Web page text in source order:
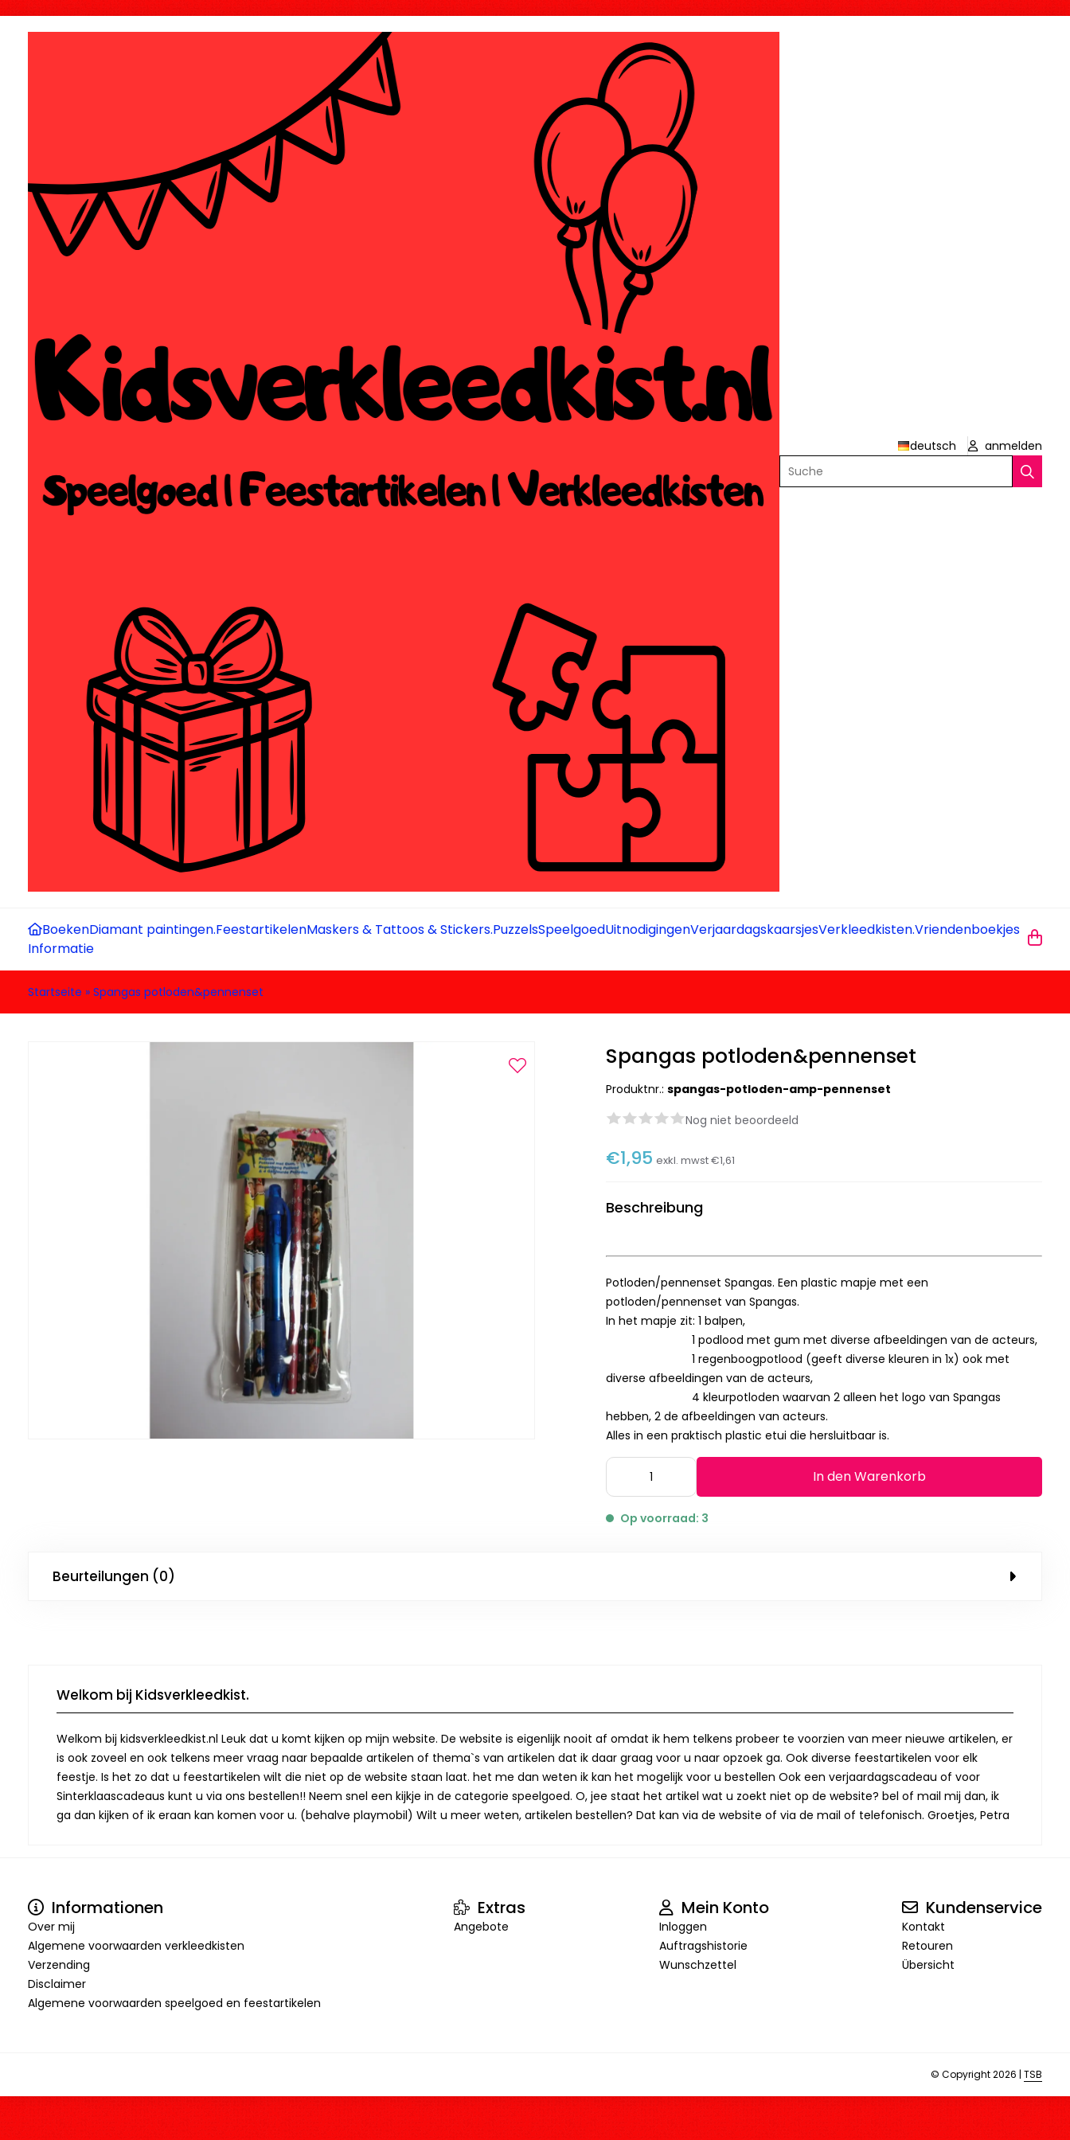
deutsch
anmelden
Suche
BoekenDiamant paintingen.FeestartikelenMaskers & Tattoos & Stickers.PuzzelsSpeelgoedUitnodigingenVerjaardagskaarsjesVerkleedkisten.Vriendenboekjes
Informatie
Startseite » Spangas potloden&pennenset
Spangas potloden&pennenset
Produktnr.:spangas-potloden-amp-pennenset
Nog niet beoordeeld
€1,95 exkl. mwst€1,61
Beschreibung
Potloden/pennenset Spangas. Een plastic mapje met een
potloden/pennenset van Spangas.
In het mapje zit: 1 balpen,
1 podlood met gum met diverse afbeeldingen van de acteurs,
1 regenboogpotlood (geeft diverse kleuren in 1x) ook met
diverse afbeeldingen van de acteurs,
4 kleurpotloden waarvan 2 alleen het logo van Spangas
hebben, 2 de afbeeldingen van acteurs.
Alles in een praktisch plastic etui die hersluitbaar is.
In den Warenkorb
Op voorraad: 3
Beurteilungen (0)
Welkom bij Kidsverkleedkist.
Welkom bij kidsverkleedkist.nl Leuk dat u komt kijken op mijn website. De website is eigenlijk nooit af omdat ik hem telkens probeer te voorzien van meer nieuwe artikelen, er
is ook zoveel en ook telkens meer vraag naar bepaalde artikelen of thema`s van artikelen dat ik daar graag voor u naar opzoek ga. Ook diverse feestartikelen voor elk
feestje. Is het zo dat u feestartikelen wilt die niet op de website staan laat. het me dan weten ik kan het mogelijk voor u bestellen Ook een verjaardagscadeau of voor
Sinterklaascadeaus kunt u via ons bestellen!! Neem snel een kijkje in de categorie speelgoed. O, jee staat het artikel wat u zoekt niet op de website? bel of mail mij dan, ik
ga dan kijken of ik eraan kan komen voor u. (behalve playmobil) Wilt u meer weten, artikelen bestellen? Dat kan via de website of via de mail of telefonisch. Groetjes, Petra
Informationen
Over mij
Algemene voorwaarden verkleedkisten
Verzending
Disclaimer
Algemene voorwaarden speelgoed en feestartikelen
Extras
Angebote
Mein Konto
Inloggen
Auftragshistorie
Wunschzettel
Kundenservice
Kontakt
Retouren
Übersicht
© Copyright 2026 | TSB